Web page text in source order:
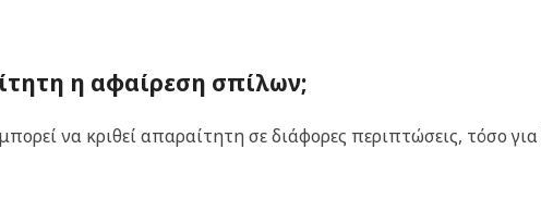
η αφαίρεση σπίλων;
να κριθεί απαραίτητη σε διάφορες περιπτώσεις, τόσο